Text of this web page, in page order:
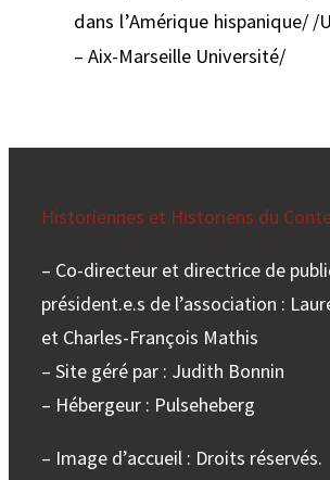
dans l’Amérique hispanique/ /
– Aix-Marseille Université/
Historiennes et Historiens du
– Co-directeur et directrice de
président.e.s de l’association :
et Charles-François Mathis
– Site géré par : Judith Bonnin
– Hébergeur : Pulseheberg
– Image d’accueil : Droits réservés.